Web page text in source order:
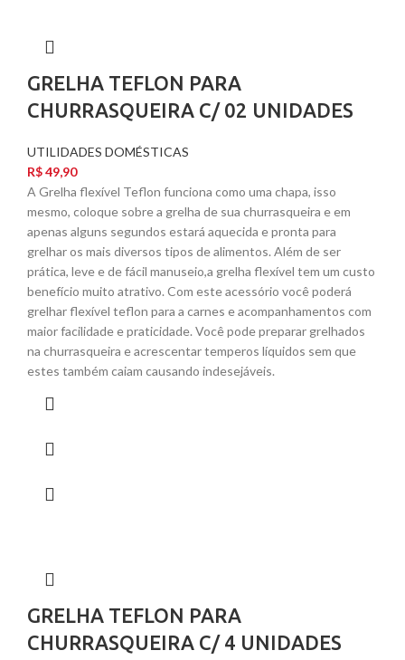
GRELHA TEFLON PARA
CHURRASQUEIRA C/ 02 UNIDADES
UTILIDADES DOMÉSTICAS
R$49,90
A Grelha flexível Teflon funciona como uma chapa, isso
mesmo, coloque sobre a grelha de sua churrasqueira e em
apenas alguns segundos estará aquecida e pronta para
grelhar os mais diversos tipos de alimentos. Além de ser
prática, leve e de fácil manuseio,a grelha flexível tem um custo
benefício muito atrativo. Com este acessório você poderá
grelhar flexível teflon para a carnes e acompanhamentos com
maior facilidade e praticidade. Você pode preparar grelhados
na churrasqueira e acrescentar temperos líquidos sem que
estes também caiam causando indesejáveis.
GRELHA TEFLON PARA
CHURRASQUEIRA C/ 4 UNIDADES